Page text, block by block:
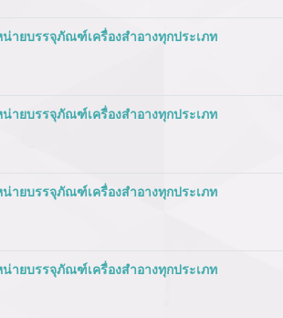
ยบรรจุภัณฑ์เครื่องสำอางทุกประเภท
ยบรรจุภัณฑ์เครื่องสำอางทุกประเภท
ยบรรจุภัณฑ์เครื่องสำอางทุกประเภท
ยบรรจุภัณฑ์เครื่องสำอางทุกประเภท